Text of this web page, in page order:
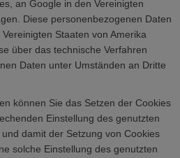
an Google in den Vereinigten
Diese personenbezogenen Daten
Staaten von Amerika
über das technische Verfahren
Daten unter Umständen an Dritte
können Sie das Setzen der Cookies
Einstellung des genutzten
damit der Setzung von Cookies
solche Einstellung des genutzten